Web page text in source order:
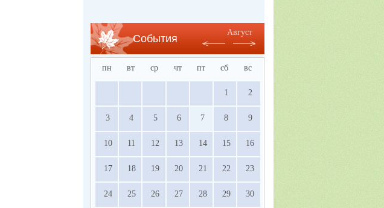
События
Август
пн вт ср чт пт сб вс
1 2
3 4 5 6 7 8 9
10 11 12 13 14 15 16
17 18 19 20 21 22 23
24 25 26 27 28 29 30